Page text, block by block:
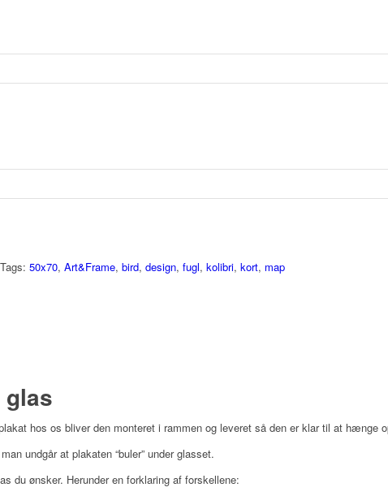
Tags: 50x70, Art&Frame, bird, design, fugl, kolibri, kort, map
glas
hos os bliver den monteret i rammen og leveret så den er klar til at hænge
undgår at plakaten “buler” under glasset.
du ønsker. Herunder en forklaring af forskellene: